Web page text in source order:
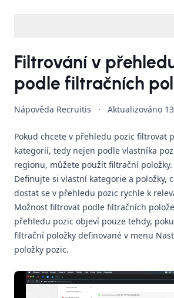
Filtrování v
podle filtračních
Nápověda Recruitis · Aktualizováno
Pokud chcete v přehledu pozic filtrovat
kategorií, tedy nejen podle vlastníka
regionu, můžete použít filtrační položky.
Definujte si vlastní kategorie a položky,
dostat se v přehledu pozic rychle k
Možnost filtrovat podle filtračních
přehledu pozic objeví pouze tehdy,
filtrační položky definované v menu
položky pozic.